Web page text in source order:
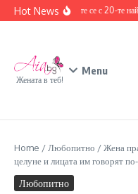
Skip to content
Hot NewsЗапознайте се с 20-те най-
Жената в теб!
Menu
Home /Любопитно /Жена
целуне и лицата им говорят
Любопитно